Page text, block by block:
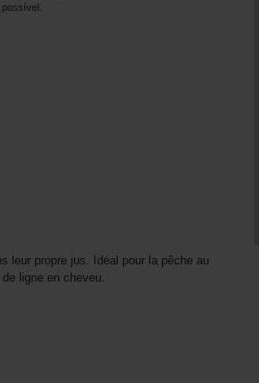
possível.
leur propre jus. Idéal pour la pêche au
ligne en cheveu.